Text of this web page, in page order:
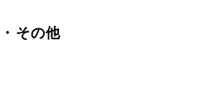
その他